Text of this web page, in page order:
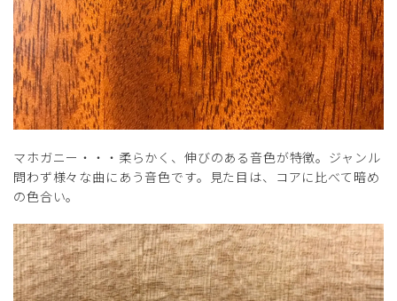
マホガニー・・・柔らかく、伸びのある音色が特徴。ジャンル
問わず様々な曲にあう音色です。見た目は、コアに比べて暗め
の色合い。